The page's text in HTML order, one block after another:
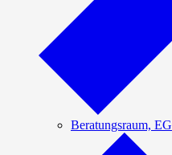
Beratungsraum, EG